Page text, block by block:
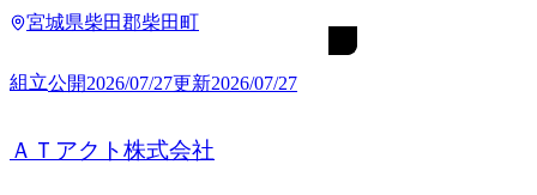
宮城県柴田郡柴田町
組立公開2026/07/27更新2026/07/27
ＡＴアクト株式会社